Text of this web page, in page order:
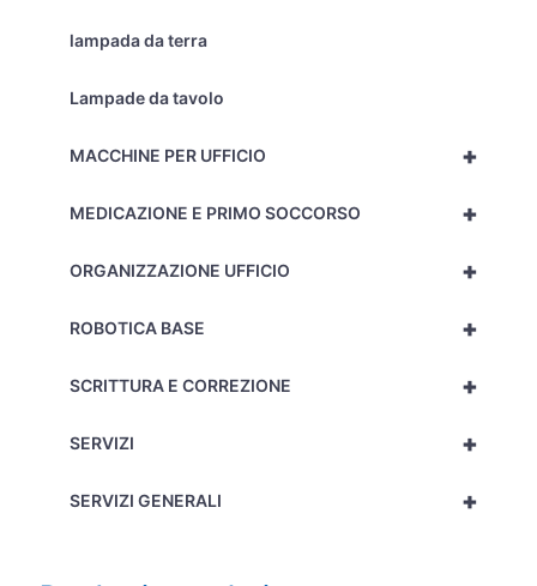
lampada da terra
Lampade da tavolo
+
MACCHINE PER UFFICIO
+
MEDICAZIONE E PRIMO SOCCORSO
+
ORGANIZZAZIONE UFFICIO
+
ROBOTICA BASE
+
SCRITTURA E CORREZIONE
+
SERVIZI
+
SERVIZI GENERALI